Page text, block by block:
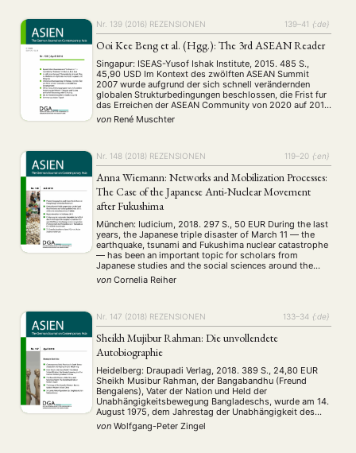
Nr. 139 (2016) REZENSIONEN 139–41 {:de}
Ooi Kee Beng et al. (Hgg.): The 3rd ASEAN Reader
Singapur: ISEAS-Yusof Ishak Institute, 2015. 485 S.,
45,90 USD Im Kontext des zwölften ASEAN Summit
2007 wurde aufgrund der sich schnell verändernden
globalen Strukturbedingungen beschlossen, die Frist fur
das Erreichen der ASEAN Community von 2020 auf 2015
vorzuverlegen. Der dritte ASEAN Reader erscheint somit
im Nachgang zu dieser ersten Phase der
von René Muschter
Nr. 148 (2018) REZENSIONEN 119–20 {:en}
Anna Wiemann: Networks and Mobilization Processes:
The Case of the Japanese Anti-Nuclear Movement
after Fukushima
München: Iudicium, 2018. 297 S., 50 EUR During the last
years, the Japanese triple disaster of March 11 — the
earthquake, tsunami and Fukushima nuclear catastrophe
— has been an important topic for scholars from
Japanese studies and the social sciences around the
globe. Scholars have for example written about the role
of civil society …
von Cornelia Reiher
Nr. 147 (2018) REZENSIONEN 133–34 {:de}
Sheikh Mujibur Rahman: Die unvollendete
Autobiographie
Heidelberg: Draupadi Verlag, 2018. 389 S., 24,80 EUR
Sheikh Musibur Rahman, der Bangabandhu (Freund
Bengalens), Vater der Nation und Held der
Unabhängigkeitsbewegung Bangladeschs, wurde am 14.
August 1975, dem Jahrestag der Unabhängigkeit des
ihm so verhassten Pakistan, zusammen mit einem
Großteil seiner Familie und engen Mitarbeitern bei einem
von Wolfgang-Peter Zingel